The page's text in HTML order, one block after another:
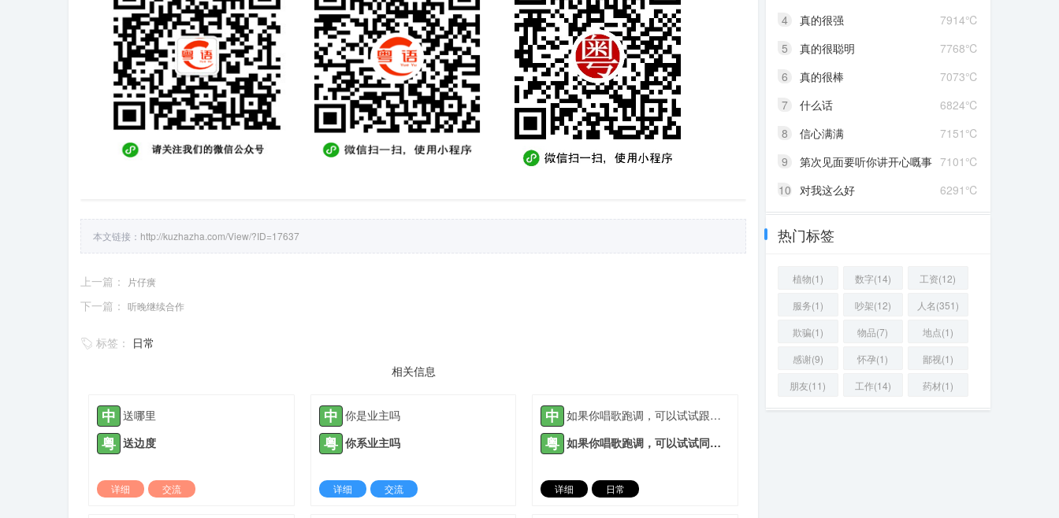
本文链接： http://kuzhazha.com/View/?ID=17637
上一篇： 片仔癀
下一篇： 听晚继续合作
标签： 日常
相关信息
中 送哪里
粤 送边度
详细
交流
中 你是业主吗
粤 你系业主吗
详细
交流
中 如果你唱歌跑调，可以试试跟我接吻
粤 如果你唱歌跑调，可以试试同我接吻
详细
日常
7914℃
4
真的很强
7768℃
5
真的很聪明
7073℃
6
真的很棒
6824℃
7
什么话
7151℃
8
信心满满
7101℃
9
第次见面要听你讲开心嘅事
6291℃
10 对我这么好
热门标签
植物(1) 数字(14)
工资(12)
服务(1)
吵架(12)
人名(351)
欺骗(1)
物品(7)
地点(1)
感谢(9)
怀孕(1)
鄙视(1)
朋友(11)
工作(14) 药材(1)